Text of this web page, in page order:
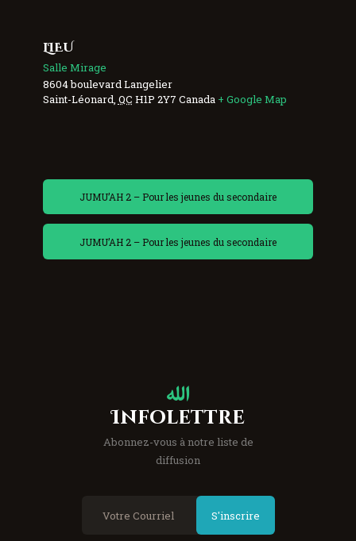
LIEU
Salle Mirage
8604 boulevard Langelier
Saint-Léonard QC H1P 2Y7 Canada + Google Map
JUMU’AH 2 – Pour les jeunes du secondaire
JUMU’AH 2 – Pour les jeunes du secondaire
Infolettre
Abonnez-vous à notre liste de
diffusion
S'inscrire